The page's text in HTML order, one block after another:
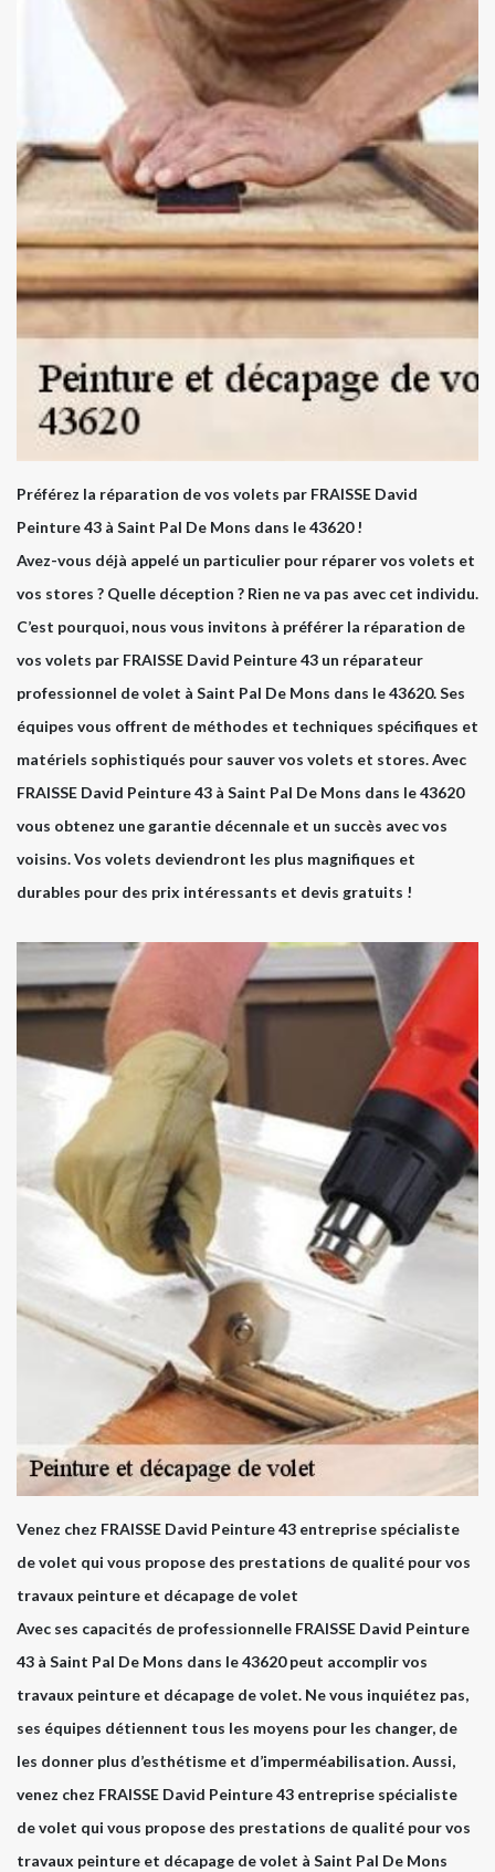
Préférez la réparation de vos volets par FRAISSE David
Peinture 43 à Saint Pal De Mons dans le 43620 !
Avez-vous déjà appelé un particulier pour réparer vos volets et
vos stores ? Quelle déception ? Rien ne va pas avec cet individu.
C’est pourquoi, nous vous invitons à préférer la réparation de
vos volets par FRAISSE David Peinture 43 un réparateur
professionnel de volet à Saint Pal De Mons dans le 43620. Ses
équipes vous offrent de méthodes et techniques spécifiques et
matériels sophistiqués pour sauver vos volets et stores. Avec
FRAISSE David Peinture 43 à Saint Pal De Mons dans le 43620
vous obtenez une garantie décennale et un succès avec vos
voisins. Vos volets deviendront les plus magnifiques et
durables pour des prix intéressants et devis gratuits !
Venez chez FRAISSE David Peinture 43 entreprise spécialiste
de volet qui vous propose des prestations de qualité pour vos
travaux peinture et décapage de volet
Avec ses capacités de professionnelle FRAISSE David Peinture
43 à Saint Pal De Mons dans le 43620 peut accomplir vos
travaux peinture et décapage de volet. Ne vous inquiétez pas,
ses équipes détiennent tous les moyens pour les changer, de
les donner plus d’esthétisme et d’imperméabilisation. Aussi,
venez chez FRAISSE David Peinture 43 entreprise spécialiste
de volet qui vous propose des prestations de qualité pour vos
travaux peinture et décapage de volet à Saint Pal De Mons